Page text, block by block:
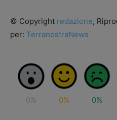
© Copyright redazione,
per: TerranostraNews
0% 0% 0%